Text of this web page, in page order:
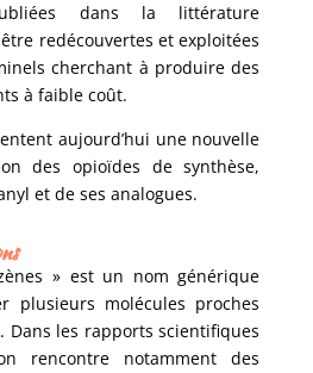
dans la littérature
redécouvertes et exploitées
cherchant à produire des
à faible coût.
aujourd’hui une nouvelle
des opioïdes de synthèse,
et de ses analogues.
» est un nom générique
plusieurs molécules proches
les rapports scientifiques
rencontre notamment des